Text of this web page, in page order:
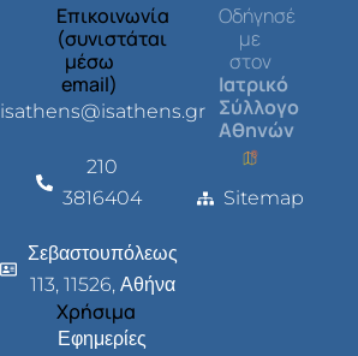
Επικοινωνία
(συνιστάται
μέσω
email)
isathens@isathens.gr
210
3816404
Σεβαστουπόλεως
113, 11526, Αθήνα
Χρήσιμα
Εφημερίες
Οδήγησέ
με
στον
Ιατρικό
Σύλλογο
Αθηνών
Sitemap